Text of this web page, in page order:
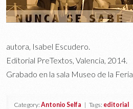
autora, Isabel Escudero.
Editorial PreTextos, Valencia, 2014.
Grabado en la sala Museo de la
Category:Antonio Selfa | Tags: editorial